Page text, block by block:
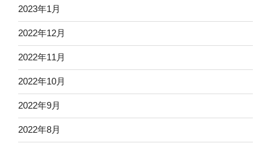
2023年1月
2022年12月
2022年11月
2022年10月
2022年9月
2022年8月